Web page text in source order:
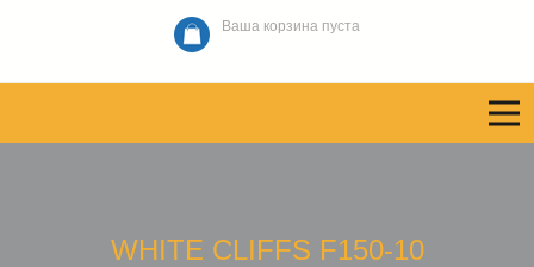
Ваша корзина пуста
WHITE CLIFFS F150-10